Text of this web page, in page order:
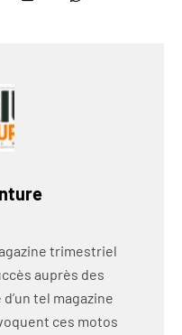
trimestriel
auprès des
tel magazine
ces motos